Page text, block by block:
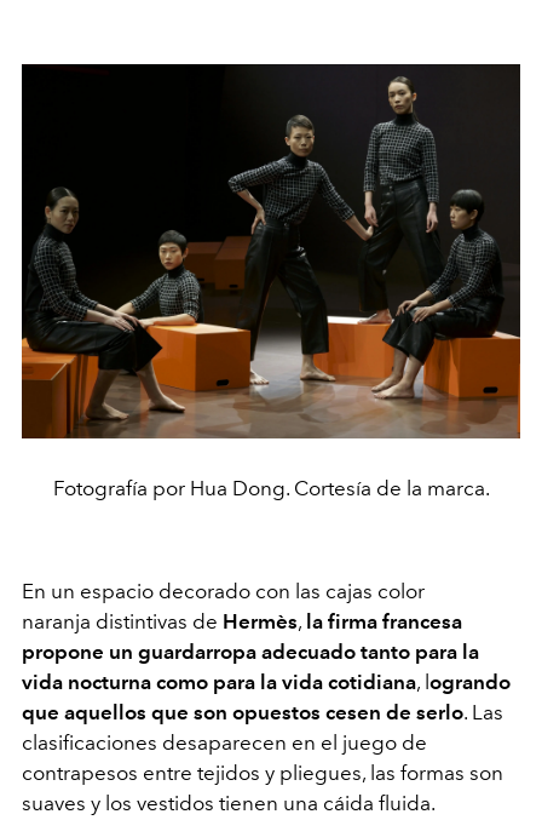
Fotografía por Hua Dong. Cortesía de la marca.
En un espacio decorado con las cajas color
naranja distintivas de Hermès, la firma francesa
propone un guardarropa adecuado tanto para la
vida nocturna como para la vida cotidiana, l ogrando
que aquellos que son opuestos cesen de serlo. Las
clasificaciones desaparecen en el juego de
contrapesos entre tejidos y pliegues, las formas son
suaves y los vestidos tienen una cáida fluida.